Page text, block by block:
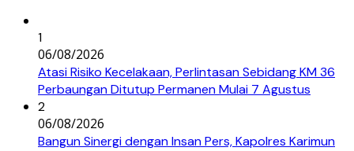
1
06/08/2026
Atasi Risiko Kecelakaan, Perlintasan Sebidang KM 36
Perbaungan Ditutup Permanen Mulai 7 Agustus
2
06/08/2026
Bangun Sinergi dengan Insan Pers, Kapolres Karimun